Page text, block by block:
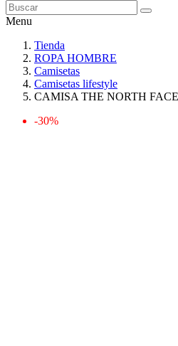
Menu
Tienda
ROPA HOMBRE
Camisetas
Camisetas lifestyle
CAMISA THE NORTH
-30%